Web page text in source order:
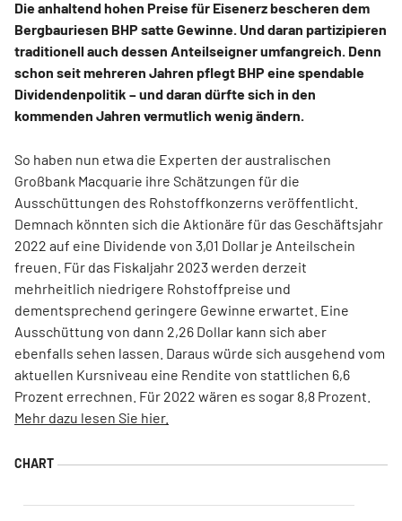
Die anhaltend hohen Preise für Eisenerz bescheren dem
Bergbauriesen BHP satte Gewinne. Und daran partizipieren
traditionell auch dessen Anteilseigner umfangreich. Denn
schon seit mehreren Jahren pflegt BHP eine spendable
Dividendenpolitik – und daran dürfte sich in den
kommenden Jahren vermutlich wenig ändern.
So haben nun etwa die Experten der australischen
Großbank Macquarie ihre Schätzungen für die
Ausschüttungen des Rohstoffkonzerns veröffentlicht.
Demnach könnten sich die Aktionäre für das Geschäftsjahr
2022 auf eine Dividende von 3,01 Dollar je Anteilschein
freuen. Für das Fiskaljahr 2023 werden derzeit
mehrheitlich niedrigere Rohstoffpreise und
dementsprechend geringere Gewinne erwartet. Eine
Ausschüttung von dann 2,26 Dollar kann sich aber
ebenfalls sehen lassen. Daraus würde sich ausgehend vom
aktuellen Kursniveau eine Rendite von stattlichen 6,6
Prozent errechnen. Für 2022 wären es sogar 8,8 Prozent.
Mehr dazu lesen Sie hier.